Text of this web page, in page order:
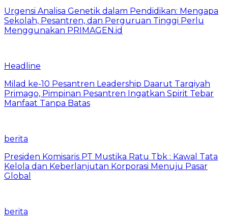
Urgensi Analisa Genetik dalam Pendidikan: Mengapa
Sekolah, Pesantren, dan Perguruan Tinggi Perlu
Menggunakan PRIMAGEN.id
Headline
Milad ke-10 Pesantren Leadership Daarut Tarqiyah
Primago, Pimpinan Pesantren Ingatkan Spirit Tebar
Manfaat Tanpa Batas
berita
Presiden Komisaris PT Mustika Ratu Tbk : Kawal Tata
Kelola dan Keberlanjutan Korporasi Menuju Pasar
Global
berita